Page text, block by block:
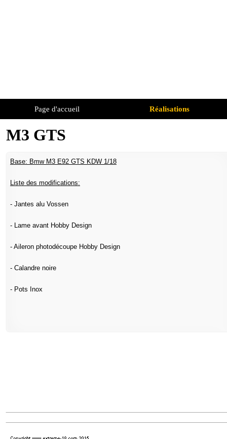
Page d'accueil Réalisations
M3 GTS
Base: Bmw M3 E92 GTS KDW 1/18
Liste des modifications:
- Jantes alu Vossen
- Lame avant Hobby Design
- Aileron photodécoupe Hobby Design
- Calandre noire
- Pots Inox